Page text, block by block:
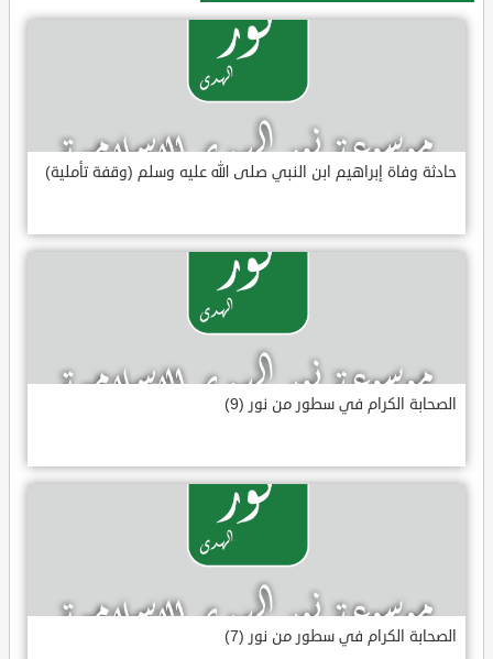
حادثة وفاة إبراهيم ابن النبي صلى الله عليه وسلم (وقفة تأملية)
الصحابة الكرام في سطور من نور (9)
الصحابة الكرام في سطور من نور (7)